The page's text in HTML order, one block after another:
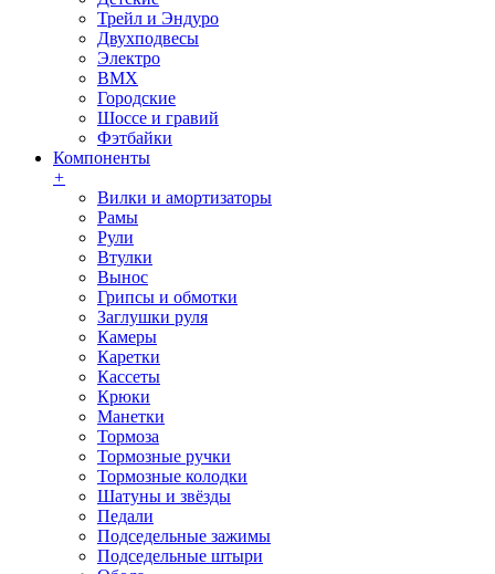
Трейл и Эндуро
Двухподвесы
Электро
BMX
Городские
Шоссе и гравий
Фэтбайки
Компоненты
+
Вилки и амортизаторы
Рамы
Рули
Втулки
Вынос
Грипсы и обмотки
Заглушки руля
Камеры
Каретки
Кассеты
Крюки
Манетки
Тормоза
Тормозные ручки
Тормозные колодки
Шатуны и звёзды
Педали
Подседельные зажимы
Подседельные штыри